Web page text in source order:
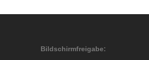
Bildschirmfreigabe: